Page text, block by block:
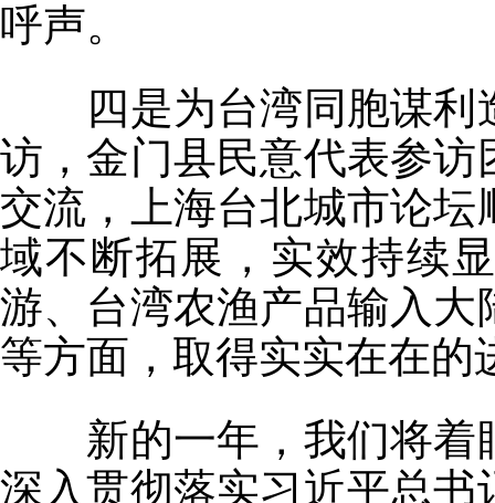
呼声。
四是为台湾同胞谋利
访，金门县民意代表参
交流，上海台北城市论
域不断拓展，实效持续
游、台湾农渔产品输入
等方面，取得实实在在的
新的一年，我们将着
深入贯彻落实习近平总